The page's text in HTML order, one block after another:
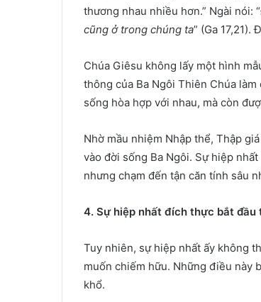
thương nhau nhiều hơn.” Ngài nói: “
cũng ở trong chúng ta” (Ga
Chúa Giêsu không lấy một hình
thông của Ba Ngôi Thiên Chúa
sống hòa hợp với nhau, mà còn
Nhờ mầu nhiệm Nhập thể, Thập
vào đời sống Ba Ngôi. Sự hiệp
nhưng chạm đến tận căn tính sâu
4. Sự hiệp nhất đích thực bắt
Tuy nhiên, sự hiệp nhất ấy không
muốn chiếm hữu. Những điều này
khổ.